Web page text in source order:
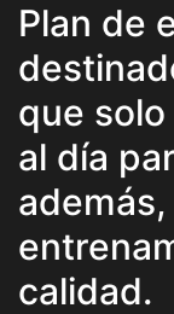
Plan de
que
al día
calidad.